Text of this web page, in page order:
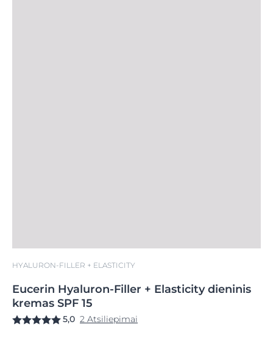
HYALURON-FILLER + ELASTICITY
Eucerin Hyaluron-Filler + Elasticity dieninis
kremas SPF 15
5,0 2 Atsiliepimai